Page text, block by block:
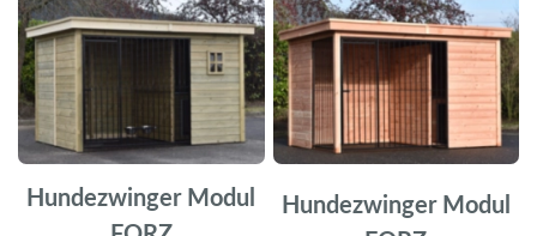
Hundezwinger Modul
Hundezwinger Modul